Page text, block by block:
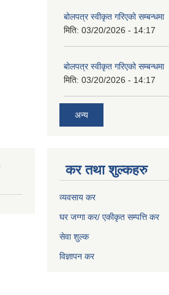
बोलपत्र स्वीकृत गरिएको सम्बन्धमा
मिति: 03/20/2026 - 14:17
बोलपत्र स्वीकृत गरिएको सम्बन्धमा
मिति: 03/20/2026 - 14:17
अन्य
कर तथा शुल्कहरु
व्यवसाय कर
घर जग्गा कर/ एकीकृत सम्पत्ति कर
सेवा शुल्क
विज्ञापन कर